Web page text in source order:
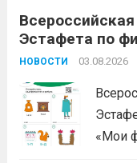
продолжается
обучающем
ориентировано на
Эстафета по
«Мои финансы»
НОВОСТИ 03.08.2026
«Мои